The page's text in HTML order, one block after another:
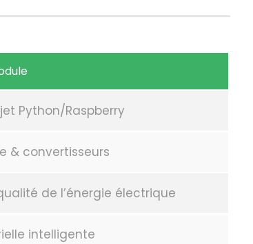
Python/Raspberry
& convertisseurs
de l’énergie électrique
intelligente